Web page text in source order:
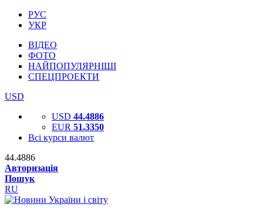
РУС
УКР
ВІДЕО
ФОТО
НАЙПОПУЛЯРНІШІ
СПЕЦПРОЕКТИ
USD
USD 44.4886
EUR 51.3350
Всі курси валют
44.4886
Авторизація
Пошук
RU